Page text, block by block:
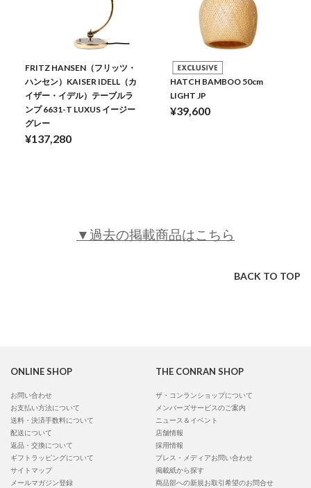
FRITZ HANSEN（フリッツ・
ハンセン）KAISER IDELL（カ
イザー・イデル）テーブルラ
ンプ 6631-T LUXUS イージー
グレー
¥137,280
HATCH BAMBOO 50cm
LIGHT JP
¥39,600
▼過去の掲載商品はこちら
BACK TO TOP
ONLINE SHOP
お問い合わせ
お支払い方法について
送料・決済手数料について
配送について
返品・交換について
ギフトラッピングについて
サイトマップ
メールマガジン登録
THE CONRAN SHOP
ザ・コンランショップについて
メンバーズサービスのご案内
ニュース＆イベント
店舗情報
採用情報
プレス・メディアお問い合わせ
掲載紙から探す
商品部への新規お取引希望のお問合せ